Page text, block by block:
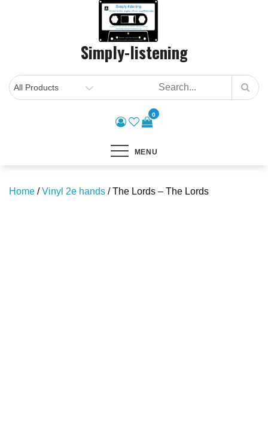
Simply-listening
0
MENU
Home /Vinyl 2e hands / The Lords – The Lords